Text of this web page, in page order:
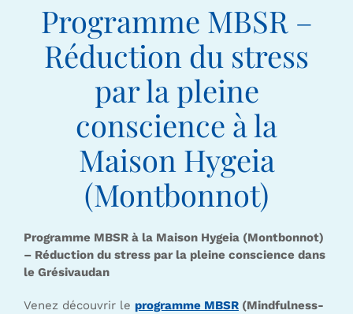
Programme MBSR –
Réduction du stress
par la pleine
conscience à la
Maison Hygeia
(Montbonnot)
Programme MBSR à la Maison Hygeia (Montbonnot)
– Réduction du stress par la pleine conscience dans
le Grésivaudan
Venez découvrir le programme MBSR(Mindfulness-